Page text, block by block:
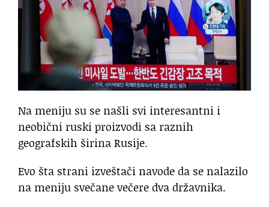
Na meniju su se našli svi interesantni i
neobični ruski proizvodi sa raznih
geografskih širina Rusije.
Evo šta strani izveštači navode da se nalazilo
na meniju svečane večere dva državnika.